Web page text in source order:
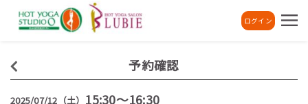
ログイン
予約確認
2025/07/12（土） 15:30～16:30